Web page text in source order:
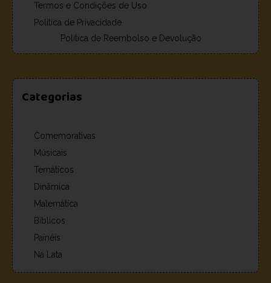
Termos e Condições de Uso
Política de Privacidade
Política de Reembolso e Devolução
Categorias
Comemorativas
Músicais
Temáticos
Dinâmica
Matemática
Bíblicos
Painéis
Na Lata